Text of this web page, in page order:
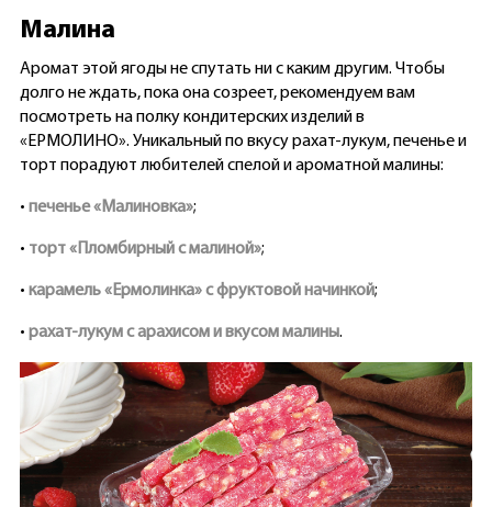
Малина
Аромат этой ягоды не спутать ни с каким другим. Чтобы
долго не ждать, пока она созреет, рекомендуем вам
посмотреть на полку кондитерских изделий в
«ЕРМОЛИНО». Уникальный по вкусу рахат-лукум, печенье и
торт порадуют любителей спелой и ароматной малины:
• печенье «Малиновка»;
• торт «Пломбирный с малиной»;
• карамель «Ермолинка» с фруктовой начинкой;
• рахат-лукум с арахисом и вкусом малины.